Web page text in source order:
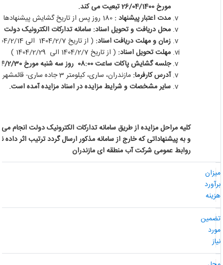
مورخ 26/04/1400 تبعیت می کند.
مدت اعتبار پیشنهاد :180 روز پس از تاریخ گشایش پیشنهادها معتبر باقی خواهد ماند.
محل دریافت و تحویل اسناد: سامانه تدارکات الکترونیک دولت
زمان و مهلت دریافت اسناد:( از تاریخ 1404/2/7 الی 1404/2/14 )
مهلت تحویل اسناد:( از تاریخ 1404/2/7 الی 1404/2/29 )
جلسه گشایش پاکات ساعت 08:00 روز سه شنبه مورخ 1404/2/30 در محل دفتر قراردادها (اتاق مناقصات)
آدرس کارفرما:مازندران، ساری، کیلومتر 3 جاده ساری- قائمشهر، کد پستی 48158-98643
سایر مشخصات و شرایط مزایده در اسناد مزایده آمده است.
کلیه مراحل مزایده از طریق سامانه تدارکات الکترونیک دولت انجام می
و به پیشنهاداتی که خارج از سامانه مذکور ارسال گردد ترتیب اثر داده
روابط عمومی شرکت آب منطقه ای مازندران